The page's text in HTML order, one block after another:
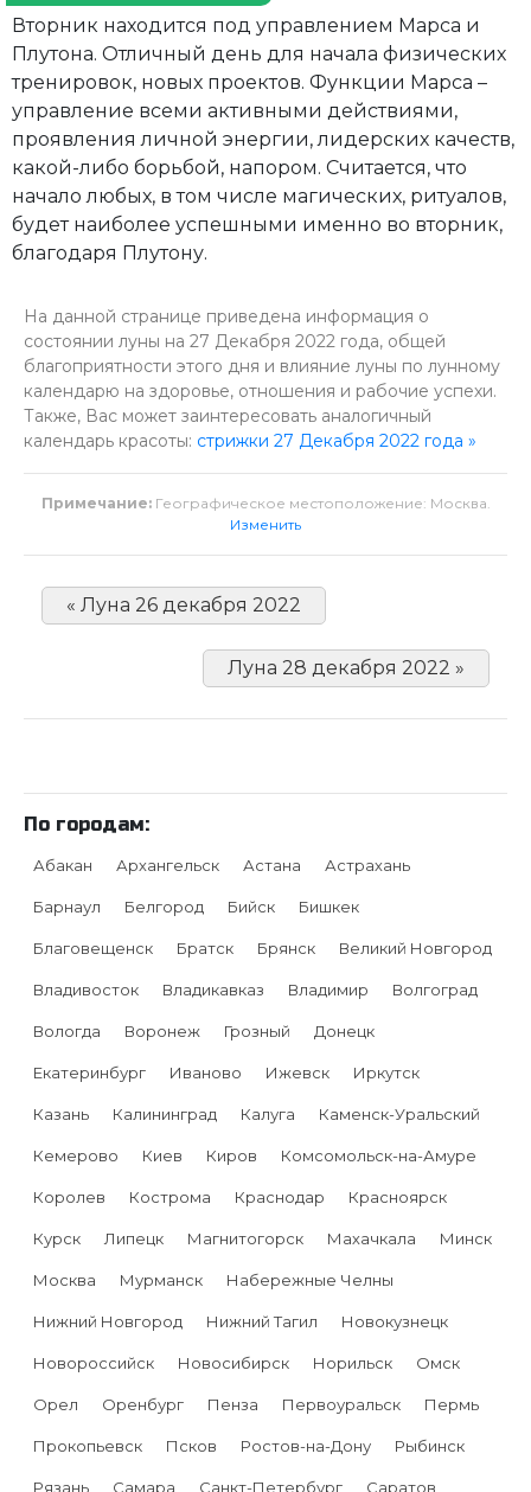
Вторник находится под управлением Марса и
Плутона. Отличный день для начала физических
тренировок, новых проектов. Функции Марса –
управление всеми активными действиями,
проявления личной энергии, лидерских качеств,
какой-либо борьбой, напором. Считается, что
начало любых, в том числе магических, ритуалов,
будет наиболее успешными именно во вторник,
благодаря Плутону.
На данной странице приведена информация о
состоянии луны на 27 Декабря 2022 года, общей
благоприятности этого дня и влияние луны по лунному
календарю на здоровье, отношения и рабочие успехи.
Также, Вас может заинтересовать аналогичный
календарь красоты: стрижки 27 Декабря 2022 года »
Примечание: Географическое местоположение: Москва.
Изменить
« Луна 26 декабря 2022
Луна 28 декабря 2022 »
По городам:
Абакан Архангельск Астана Астрахань
Барнаул Белгород Бийск Бишкек
Благовещенск Братск Брянск Великий Новгород
Владивосток Владикавказ Владимир Волгоград
Вологда Воронеж Грозный Донецк
Екатеринбург Иваново Ижевск Иркутск
Казань Калининград Калуга Каменск-Уральский
Кемерово Киев Киров Комсомольск-на-Амуре
Королев Кострома Краснодар Красноярск
Курск Липецк Магнитогорск Махачкала Минск
Москва Мурманск Набережные Челны
Нижний Новгород Нижний Тагил Новокузнецк
Новороссийск Новосибирск Норильск Омск
Орел Оренбург Пенза Первоуральск Пермь
Прокопьевск Псков Ростов-на-Дону Рыбинск
Рязань Самара Санкт-Петербург Саратов